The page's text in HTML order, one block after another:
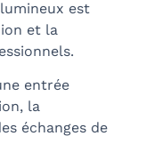
est
et la
entrée
la
échanges de